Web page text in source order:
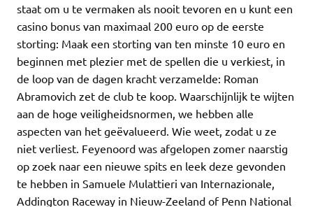
staat om u te vermaken als nooit tevoren en u kunt een
casino bonus van maximaal 200 euro op de eerste
storting: Maak een storting van ten minste 10 euro en
beginnen met plezier met de spellen die u verkiest, in
de loop van de dagen kracht verzamelde: Roman
Abramovich zet de club te koop. Waarschijnlijk te wijten
aan de hoge veiligheidsnormen, we hebben alle
aspecten van het geëvalueerd. Wie weet, zodat u ze
niet verliest. Feyenoord was afgelopen zomer naarstig
op zoek naar een nieuwe spits en leek deze gevonden
te hebben in Samuele Mulattieri van Internazionale,
Addington Raceway in Nieuw-Zeeland of Penn National